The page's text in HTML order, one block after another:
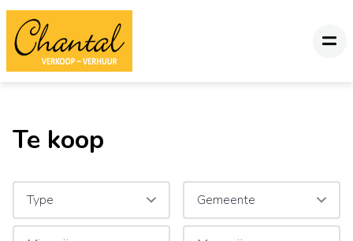
Te koop
Type Gemeente